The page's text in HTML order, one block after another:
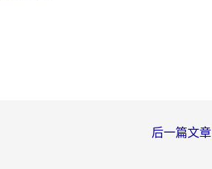
后一篇文章